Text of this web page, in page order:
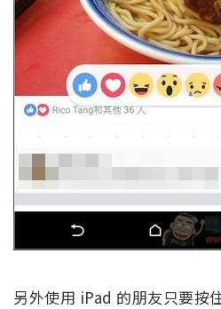
另外使用 iPad 的朋友只要按